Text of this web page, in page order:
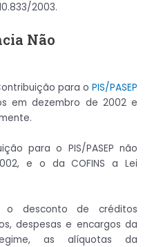
2003.
Não
para o PIS/PASEP
em dezembro de 2002 e
para o PIS/PASEP não
e o da COFINS a Lei
o desconto de créditos
despesas e encargos da
as alíquotas da